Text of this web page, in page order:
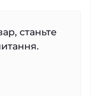
станьте